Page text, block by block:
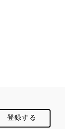
登録する